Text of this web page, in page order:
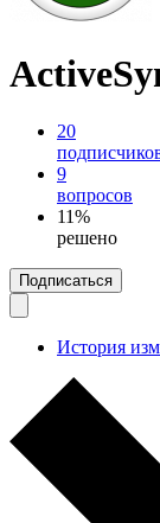
20
9
вопросов
11%
решено
Подписаться
История